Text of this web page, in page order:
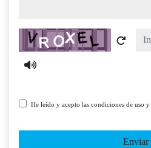
Captcha
He leído y acepto las condiciones de uso y
Enviar